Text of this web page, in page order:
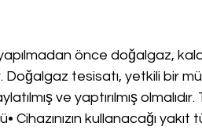
yapılmadan önce doğalgaz,
Doğalgaz tesisatı, yetkili bir
ve yaptırılmış
Cihazınızın kullanacağı